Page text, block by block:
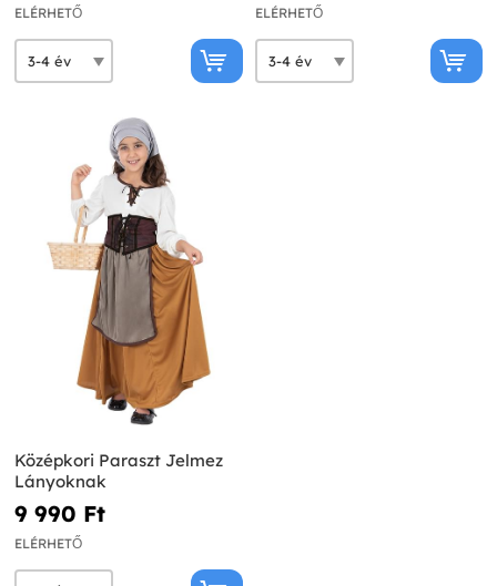
ELÉRHETŐ ELÉRHETŐ
Középkori Paraszt Jelmez
Lányoknak
9 990 Ft‎
ELÉRHETŐ